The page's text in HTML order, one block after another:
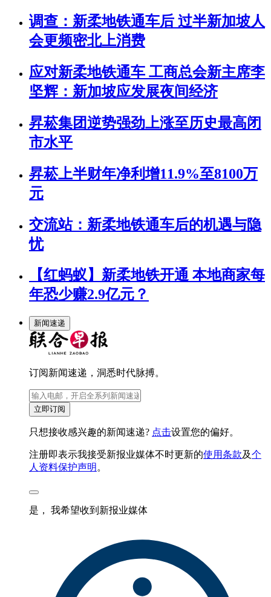
调查：新柔地铁通车后 过半新加坡人
会更频密北上消费
应对新柔地铁通车 工商总会新主席李
坚辉：新加坡应发展夜间经济
昇菘集团逆势强劲上涨至历史最高闭
市水平
昇菘上半财年净利增11.9%至8100万
元
交流站：新柔地铁通车后的机遇与隐
忧
【红蚂蚁】新柔地铁开通 本地商家每
年恐少赚2.9亿元？
新闻速递
订阅新闻速递，洞悉时代脉搏。
立即订阅
只想接收感兴趣的新闻速递? 点击设置您的偏好。
注册即表示我接受新报业媒体不时更新的使用条款及个
人资料保护声明 。
是， 我希望收到新报业媒体